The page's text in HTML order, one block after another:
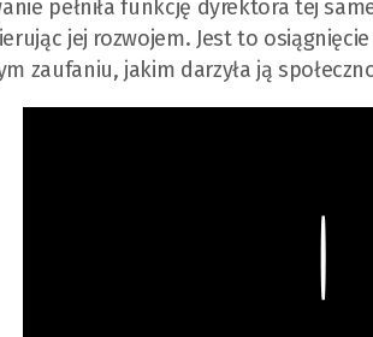
pełniła funkcję dyrektora tej
jej rozwojem. Jest to
zaufaniu, jakim darzyła ją